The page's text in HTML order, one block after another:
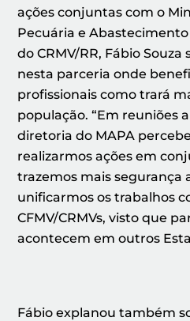
ações conjuntas com o
Pecuária e
do CRMV/RR, Fábio
nesta parceria onde
profissionais como trará
população. “Em reuniões
diretoria do MAPA
realizarmos ações em
trazemos mais segurança
unificarmos os trabalhos
CFMV/CRMVs, visto que
acontecem em outros
Fábio explanou também